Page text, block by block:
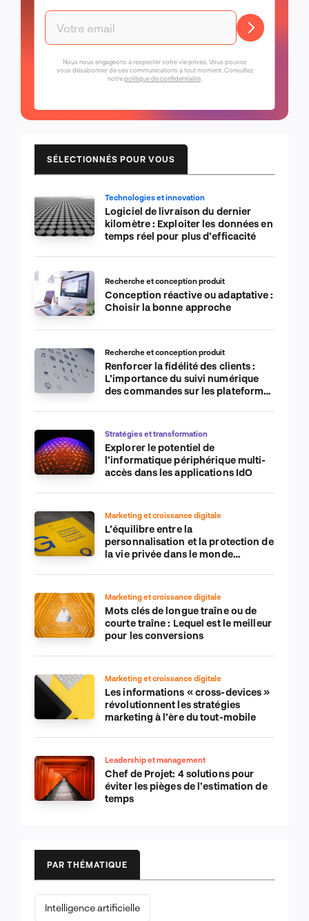
Nous nous engageons à respecter votre vie privée. Vous pouvez
vous désabonner de ces communications à tout moment. Consultez
notrepolitique de confidentialité.
SÉLECTIONNÉS POUR VOUS
Technologies et innovation
Logiciel de livraison du dernier
kilomètre : Exploiter les données en
temps réel pour plus d’efficacité
Recherche et conception produit
Conception réactive ou adaptative :
Choisir la bonne approche
Recherche et conception produit
Renforcer la fidélité des clients :
L’importance du suivi numérique
des commandes sur les plateformes
Stratégies et transformation
Explorer le potentiel de
l’informatique périphérique multi-
accès dans les applications IdO
Marketing et croissance digitale
L’équilibre entre la
personnalisation et la protection de
la vie privée dans le monde
Marketing et croissance digitale
Mots clés de longue traîne ou de
courte traîne : Lequel est le meilleur
pour les conversions
Marketing et croissance digitale
Les informations « cross-devices »
révolutionnent les stratégies
marketing à l’ère du tout-mobile
Leadership et management
Chef de Projet: 4 solutions pour
éviter les pièges de l’estimation de
temps
PAR THÉMATIQUE
Intelligence artificielle